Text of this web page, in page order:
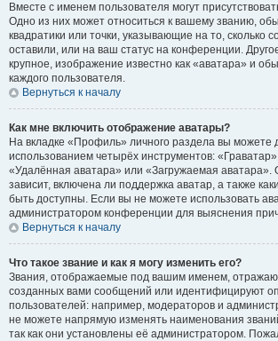
Вместе с именем пользователя могут
Одно из них может относиться к вашему званию,
квадратики или точки, указывающие на то, сколько
оставили, или на ваш статус на конференции.
крупное, изображение известно как «аватара» и
каждого пользователя.
Вернуться к началу
Как мне включить отображение аватары?
На вкладке «Профиль» личного раздела вы можете
использованием четырёх инструментов:
«Удалённая аватара» или «Загружаемая аватара».
зависит, включена ли поддержка аватар, а также
быть доступны. Если вы не можете использовать
администратором конференции для выяснения
Вернуться к началу
Что такое звание и как я могу изменить его?
Звания, отображаемые под вашим именем,
созданных вами сообщений или идентифицируют
пользователей: например, модераторов и
не можете напрямую изменять наименования
так как они установлены её администратором.